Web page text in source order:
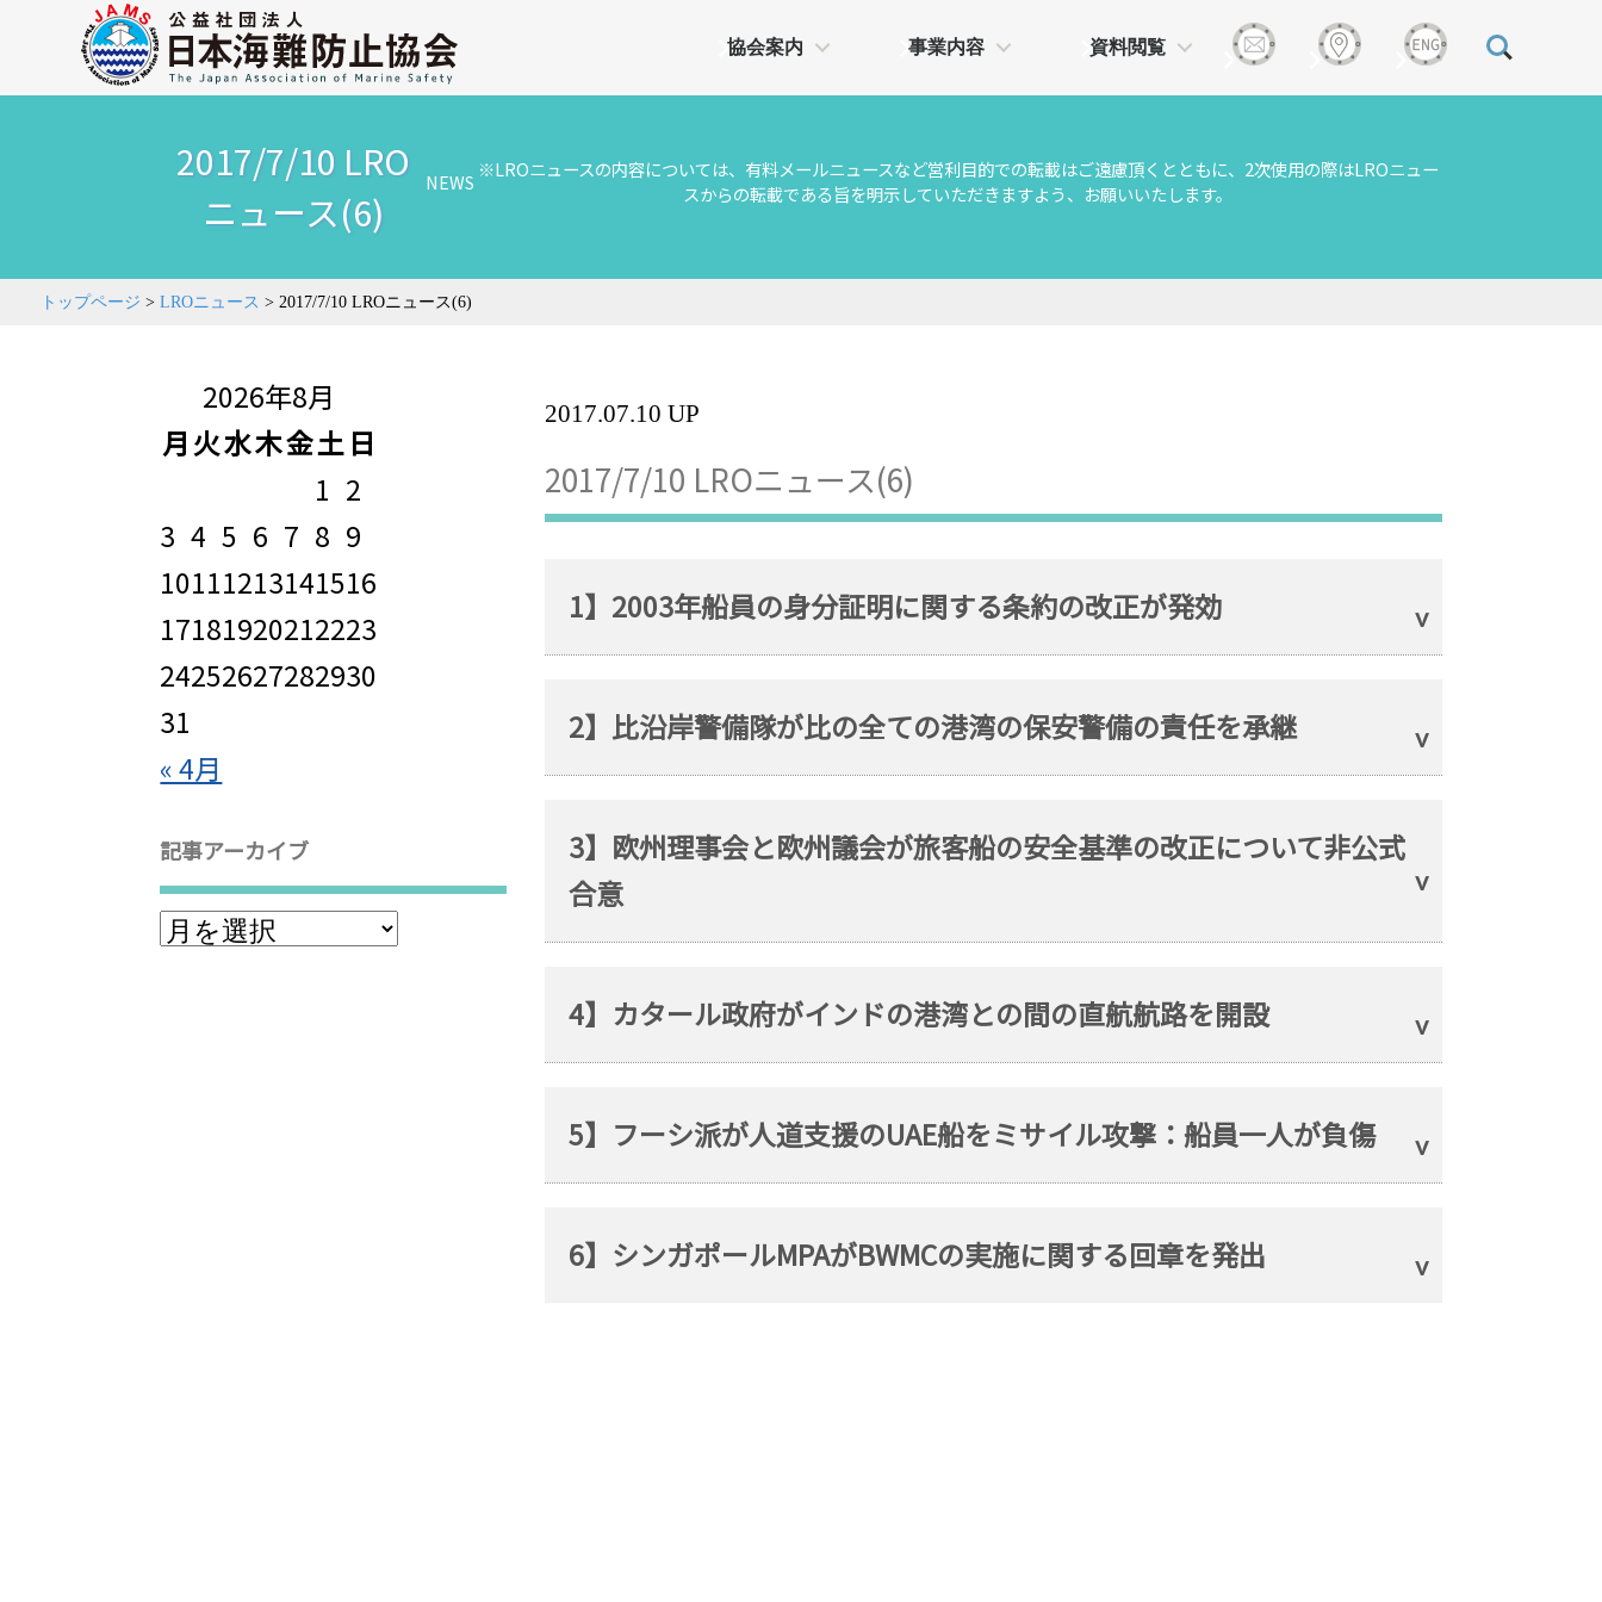
協会案内 事業内容 資料閲覧
2017/7/10 LRO
ニュース(6)
NEWS ※LROニュースの内容については、有料メールニュースなど営利目的での転載はご遠慮頂くとともに、2次使用の際はLROニュー
スからの転載である旨を明示していただきますよう、お願いいたします。
トップページ > LROニュース > 2017/7/10 LROニュース(6)
2026年8月
月火水木金土 日
1 2
3 4 5 6 7 8 9
10111213141516
17181920212223
24252627282930
31
« 4月
記事アーカイブ
2017.07.10 UP
2017/7/10 LROニュース(6)
1】2003年船員の身分証明に関する条約の改正が発効
2】比沿岸警備隊が比の全ての港湾の保安警備の責任を承継
3】欧州理事会と欧州議会が旅客船の安全基準の改正について非公式
合意
4】カタール政府がインドの港湾との間の直航航路を開設
5】フーシ派が人道支援のUAE船をミサイル攻撃：船員一人が負傷
6】シンガポールMPAがBWMCの実施に関する回章を発出